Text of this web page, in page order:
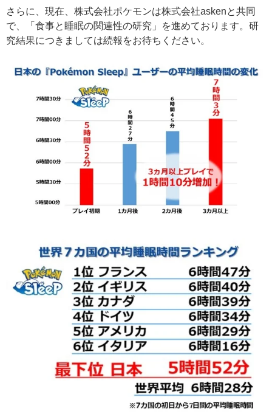
さらに、現在、株式会社ポケモンは株式会社askenと共同
で、「食事と睡眠の関連性の研究」を進めております。研
究結果につきましては続報をお待ちください。